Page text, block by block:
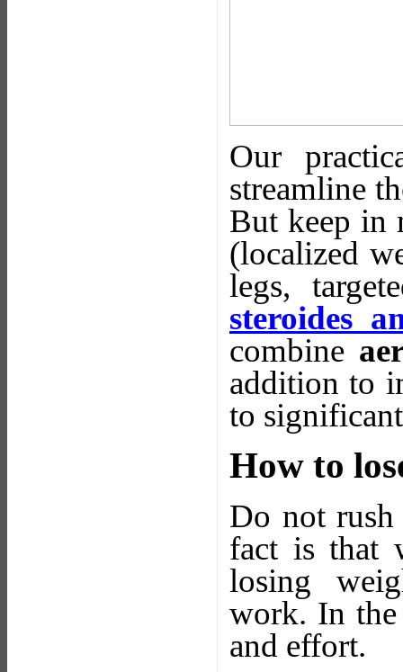
Our
streamline
But keep in
(localized
legs,
steroides
combine
addition to
to
How to
Do not
fact is that
losing
work. In the
and effort.